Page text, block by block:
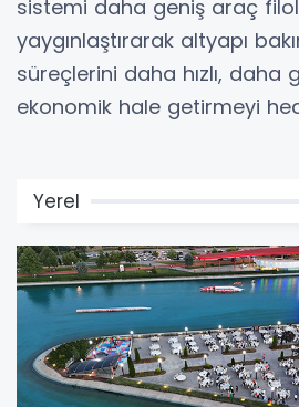
sistemi daha geniş araç
yaygınlaştırarak altyapı
süreçlerini daha hızlı, daha
ekonomik hale getirmeyi
Yerel